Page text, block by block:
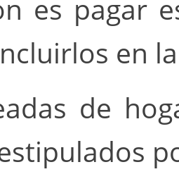
es pagar
en
de